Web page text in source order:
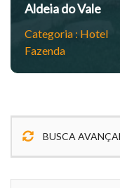
Aldeia do Vale
Categoria : Hotel
Fazenda
BUSCA